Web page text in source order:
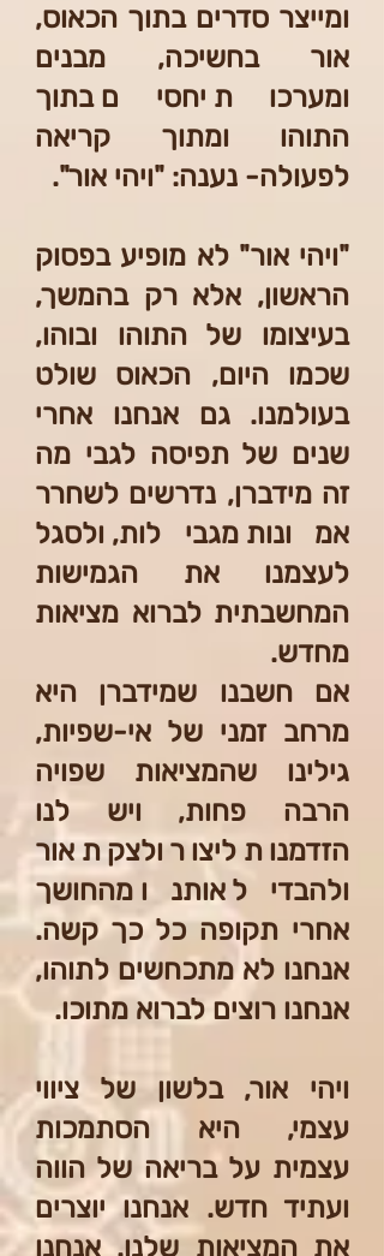
ומייצר סדרים בתוך הכאוס,
אור בחשיכה, מבנים
ומערכות יחסים בתוך
התוהו ומתוך קריאה
לפעולה- נענה: "ויהי אור".
"ויהי אור" לא מופיע בפסוק
הראשון, אלא רק בהמשך,
בעיצומו של התוהו ובוהו,
שכמו היום, הכאוס שולט
בעולמנו. גם אנחנו אחרי
שנים של תפיסה לגבי מה
זה מידברן, נדרשים לשחרר
אמונות מגבילות, ולסגל
לעצמנו את הגמישות
המחשבתית לברוא מציאות
מחדש.
אם חשבנו שמידברן היא
מרחב זמני של אי-שפיות,
גילינו שהמציאות שפויה
הרבה פחות, ויש לנו
הזדמנות ליצור ולצקת אור
ולהבדיל אותנו מהחושך
אחרי תקופה כל כך קשה.
אנחנו לא מתכחשים לתוהו,
אנחנו רוצים לברוא מתוכו.
ויהי אור, בלשון של ציווי
עצמי, היא הסתמכות
עצמית על בריאה של הווה
ועתיד חדש. אנחנו יוצרים
את המציאות שלנו. אנחנו